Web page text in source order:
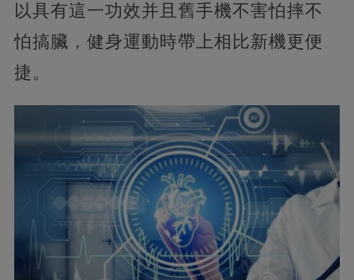
以具有這一功效并且舊手機不害怕摔不
怕搞臟，健身運動時帶上相比新機更便
捷。